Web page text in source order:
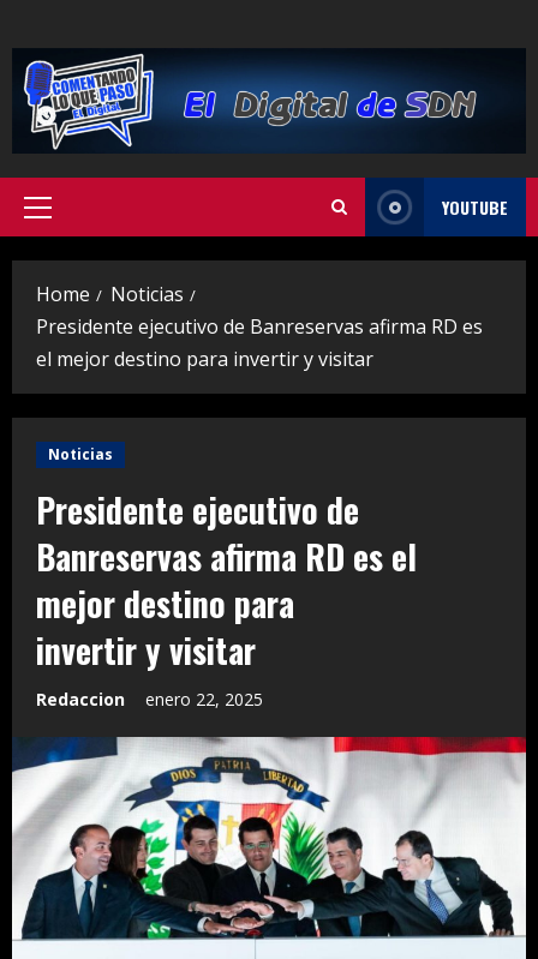
to
content
Primary
YOUTUBE
Home
Noticias
Presidente ejecutivo de Banreservas afirma RD es
el mejor destino para invertir y visitar
Noticias
Presidente ejecutivo de
Banreservas afirma RD es el
mejor destino para
invertir y visitar
Redaccion enero 22, 2025